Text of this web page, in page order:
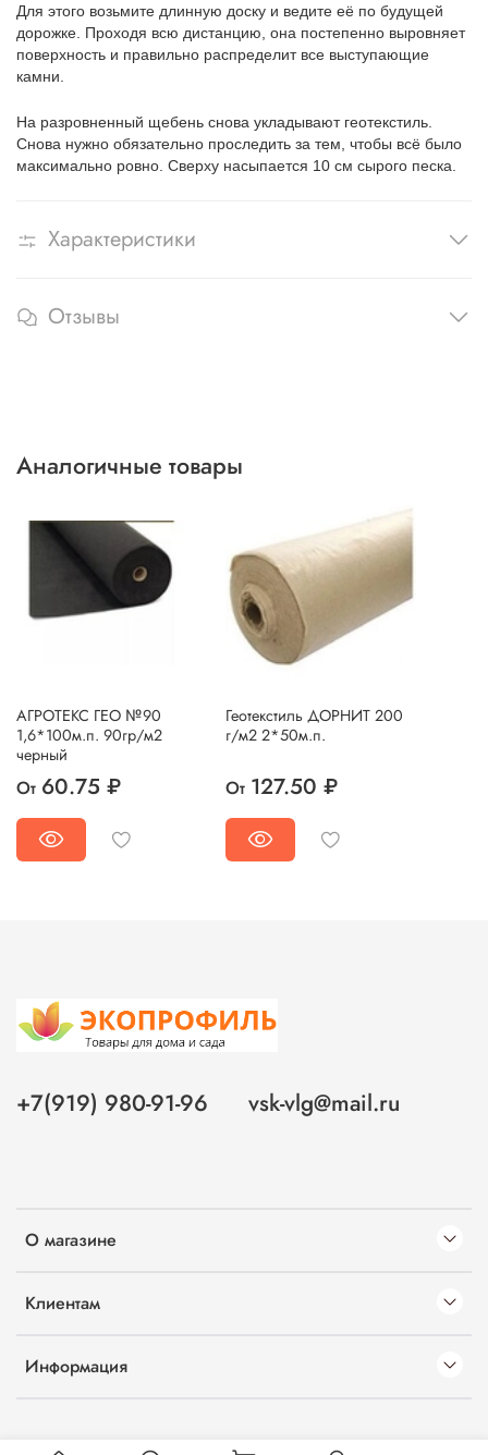
Для этого возьмите длинную доску и ведите её по будущей
дорожке. Проходя всю дистанцию, она постепенно выровняет
поверхность и правильно распределит все выступающие
камни.
На разровненный щебень снова укладывают геотекстиль.
Снова нужно обязательно проследить за тем, чтобы всё было
максимально ровно. Сверху насыпается 10 см сырого песка.
Характеристики
Отзывы
Аналогичные товары
АГРОТЕКС ГЕО №90
1,6*100м.п. 90гр/м2
черный
От 60.75 ₽
Геотекстиль ДОРНИТ 200
г/м2 2*50м.п.
От 127.50 ₽
О магазине
Клиентам
Информация
+7(919) 980-91-96 vsk-vlg@mail.ru